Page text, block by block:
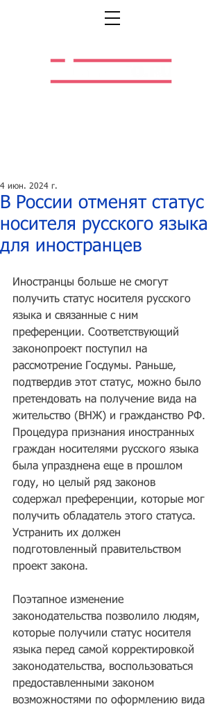
В России отменят статус
носителя русского языка
для иностранцев
4 июн. 2024 г.
Иностранцы больше не смогут
получить статус носителя русского
языка и связанные с ним
преференции. Соответствующий
законопроект поступил на
рассмотрение Госдумы. Раньше,
подтвердив этот статус, можно было
претендовать на получение вида на
жительство (ВНЖ) и гражданство РФ.
Процедура признания иностранных
граждан носителями русского языка
была упразднена еще в прошлом
году, но целый ряд законов
содержал преференции, которые мог
получить обладатель этого статуса.
Устранить их должен
подготовленный правительством
проект закона.
Поэтапное изменение
законодательства позволило людям,
которые получили статус носителя
языка перед самой корректировкой
законодательства, воспользоваться
предоставленными законом
возможностями по оформлению вида